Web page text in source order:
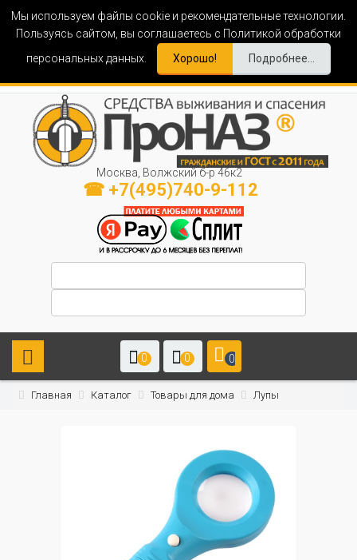
Мы используем файлы cookie и рекомендательные технологии.
Пользуясь сайтом, вы соглашаетесь с Политикой обработки
персональных данных.
Хорошо! Подробнее...
Москва, Волжский б-р 46к2
☎ +7(495)740-9-112
0 0 0
Главная Каталог Товары для дома Лупы